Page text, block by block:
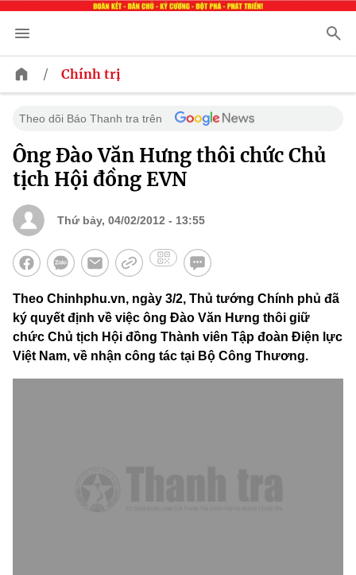
/ Chính trị
Theo dõi Báo Thanh tra trên
Ông Đào Văn Hưng thôi chức Chủ
tịch Hội đồng EVN
Thứ bảy, 04/02/2012 - 13:55
Theo Chinhphu.vn, ngày 3/2, Thủ tướng Chính phủ đã
ký quyết định về việc ông Đào Văn Hưng thôi giữ
chức Chủ tịch Hội đồng Thành viên Tập đoàn Điện lực
Việt Nam, về nhận công tác tại Bộ Công Thương.